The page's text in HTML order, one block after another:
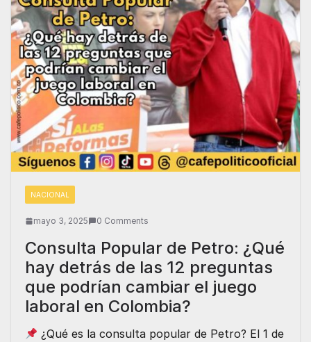
NACIONAL
mayo 3, 2025 0 Comments
Consulta Popular de Petro: ¿Qué
hay detrás de las 12 preguntas
que podrían cambiar el juego
laboral en Colombia?
¿Qué es la consulta popular de Petro? El 1 de